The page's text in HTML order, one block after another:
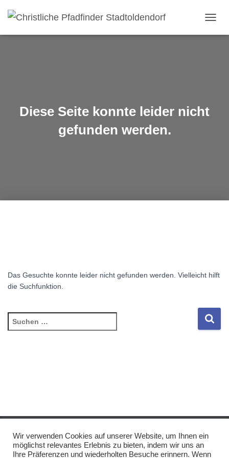
Diese Seite konnte leider nicht
gefunden werden.
Das Gesuchte konnte leider nicht gefunden werden. Vielleicht hilft
die Suchfunktion.
Suchen
nach:
IMPRESSUM/DISCLAIMER DATENSCHUTZ
Wir verwenden Cookies auf unserer Website, um Ihnen ein
möglichst relevantes Erlebnis zu bieten, indem wir uns an
Ihre Präferenzen und wiederholten Besuche erinnern. Wenn